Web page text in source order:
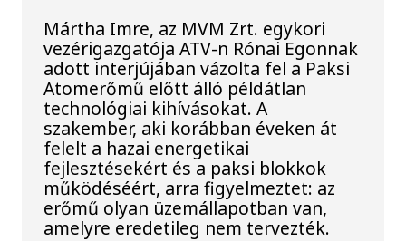
Mártha Imre, az MVM Zrt. egykori
vezérigazgatója ATV-n Rónai Egonnak
adott interjújában vázolta fel a Paksi
Atomerőmű előtt álló példátlan
technológiai kihívásokat. A
szakember, aki korábban éveken át
felelt a hazai energetikai
fejlesztésekért és a paksi blokkok
működéséért, arra figyelmeztet: az
erőmű olyan üzemállapotban van,
amelyre eredetileg nem tervezték.